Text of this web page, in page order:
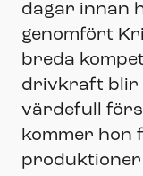
dagar innan
genomfört
breda
drivkraft blir
värdefull
kommer hon
produktioner